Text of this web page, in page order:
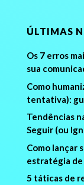
ÚLTIMAS
Os 7 erros
sua
Como
tentativa):
Tendências
Seguir (ou
Como lançar
estratégia de
5 táticas de